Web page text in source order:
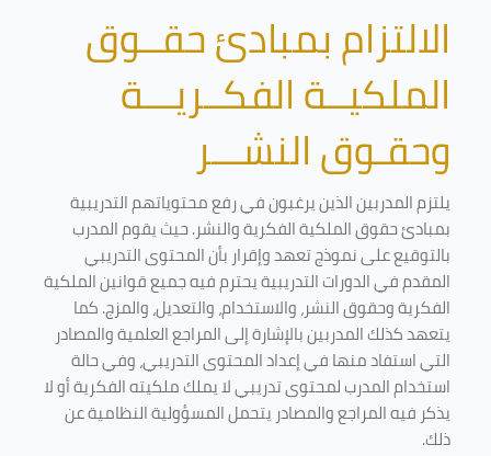
الالتزام بمبادئ حقــوق
الملكيــة الفكــريـــة
وحقـوق النشـــر
يلتزم المدربين الذين يرغبون في رفع محتوياتهم التدريبية
بمبادئ حقوق الملكية الفكرية والنشر. حيث يقوم المدرب
بالتوقيع على نموذج تعهد وإقرار بأن المحتوى التدريبي
المقدم في الدورات التدريبية يحترم فيه جميع قوانين الملكية
الفكرية وحقوق النشر، والاستخدام، والتعديل، والمزج. كما
يتعهد كذلك المدربين بالإشارة إلى المراجع العلمية والمصادر
التي استفاد منها في إعداد المحتوى التدريبي، وفي حالة
استخدام المدرب لمحتوى تدريبي لا يملك ملكيته الفكرية أو لا
يذكر فيه المراجع والمصادر يتحمل المسؤولية النظامية عن
ذلك.